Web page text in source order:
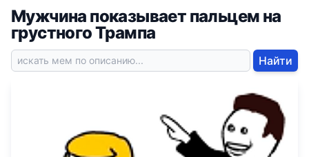
Мужчина показывает пальцем на
грустного Трампа
Найти